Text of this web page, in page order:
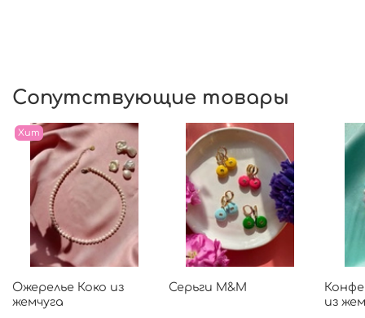
Сопутствующие товары
Хит
Ожерелье Коко из
жемчуга
Серьги M&M
из